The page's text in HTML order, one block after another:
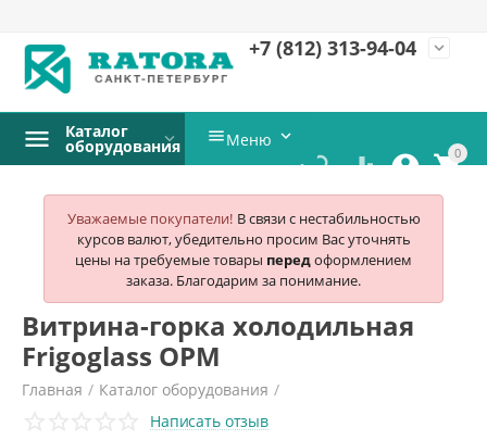
+7 (812) 313-94-04 expand_more
0


 
Каталог
оборудования Меню 
Уважаемые покупатели! В связи с нестабильностью
курсов валют, убедительно просим Вас уточнять
цены на требуемые товары передоформлением
заказа. Благодарим за понимание.
Витрина-горка холодильная
Frigoglass OPM
Главная / Каталог оборудования /
Холодильное и морозильное оборудование
Написать отзыв